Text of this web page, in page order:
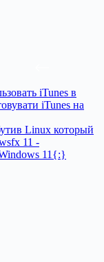
iTunes в
iTunes на
Linux который
11 -
11{:}